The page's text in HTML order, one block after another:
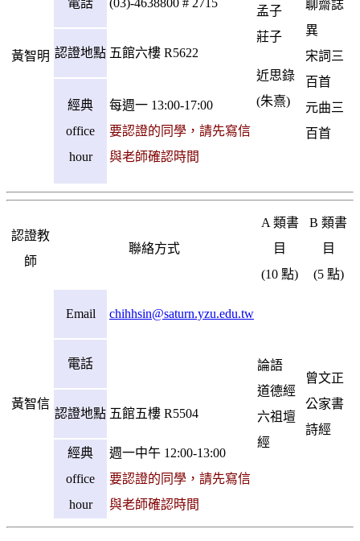
黃智明
孟子
莊子
近思錄
(朱熹)
聊齋誌
異
宋詞三
百首
元曲三
百首
認證地點 五館六樓 R5622
經典
office
hour
每週一 13:00-17:00
要認證的同學，請先寫信
與老師確認時間
認證教
師
聯絡方式
A 類書
目
(10 點)
B 類書
目
(5 點)
黃智信
Email chihhsin@saturn.yzu.edu.tw
論語
道德經
六祖壇
經
曾文正
公家書
詩經
電話
認證地點 五館五樓 R5504
經典
office
hour
週一中午 12:00-13:00
要認證的同學，請先寫信
與老師確認時間